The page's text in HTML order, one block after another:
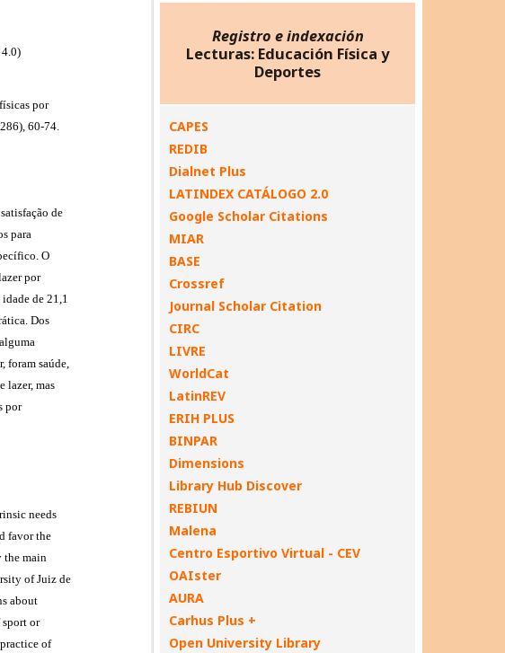
Registro e indexación
Lecturas: Educación Física y
Deportes
CAPES
REDIB
Dialnet Plus
LATINDEX CATÁLOGO 2.0
Google Scholar Citations
MIAR
BASE
Crossref
Journal Scholar Citation
CIRC
LIVRE
WorldCat
LatinREV
ERIH PLUS
BINPAR
Dimensions
Library Hub Discover
REBIUN
Malena
Centro Esportivo Virtual - CEV
OAIster
AURA
Carhus Plus +
Open University Library